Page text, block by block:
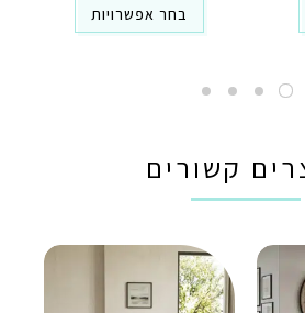
בחר אפשרויות
קשורים